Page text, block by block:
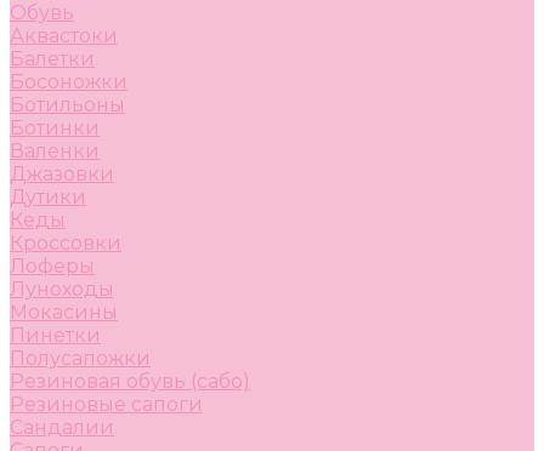
Обувь
Аквастоки
Балетки
Босоножки
Ботильоны
Ботинки
Валенки
Джазовки
Дутики
Кеды
Кроссовки
Лоферы
Луноходы
Мокасины
Пинетки
Полусапожки
Резиновая обувь (сабо)
Резиновые сапоги
Сандалии